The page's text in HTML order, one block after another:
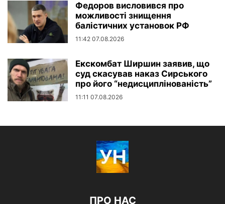
Федоров висловився про
можливості знищення
балістичних установок РФ
11:42 07.08.2026
Екскомбат Ширшин заявив, що
суд скасував наказ Сирського
про його “недисциплінованість”
11:11 07.08.2026
ПРО НАС